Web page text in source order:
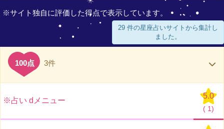
※サイト独自に評価した得点で表示しています。
29 件の星座占いサイトから集計し
ました。
100点 3件
※占い dメニュー
5.0
( 1)